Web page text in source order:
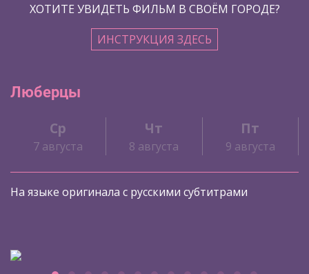
ХОТИТЕ УВИДЕТЬ ФИЛЬМ В СВОЁМ ГОРОДЕ?
ИНСТРУКЦИЯ ЗДЕСЬ
Люберцы
Ср
7 августа
Чт
8 августа
Пт
9 августа
На языке оригинала с русскими субтитрами